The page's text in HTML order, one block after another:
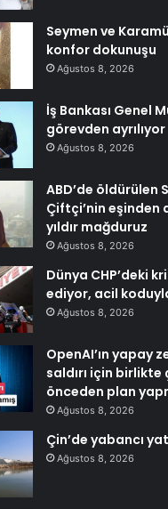
Seymen ve
konfor dokunuşu
Ağustos 8, 2026
İş Bankası Genel
görevden ayrılıyor
Ağustos 8, 2026
ABD’de öldürülen
Çiftçi’nin eşinden
yıldır mağduruz
Ağustos 8, 2026
Dünya CHP’deki
ediyor, acil
Ağustos 8, 2026
OpenAI’ın yapay
saldırı için birlikte
önceden plan
Ağustos 8, 2026
Çin’de yabancı
Ağustos 8, 2026